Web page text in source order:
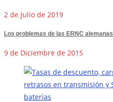
2 de Julio de 2019
Los problemas de las ERNC alemanas
9 de Diciembre de 2015